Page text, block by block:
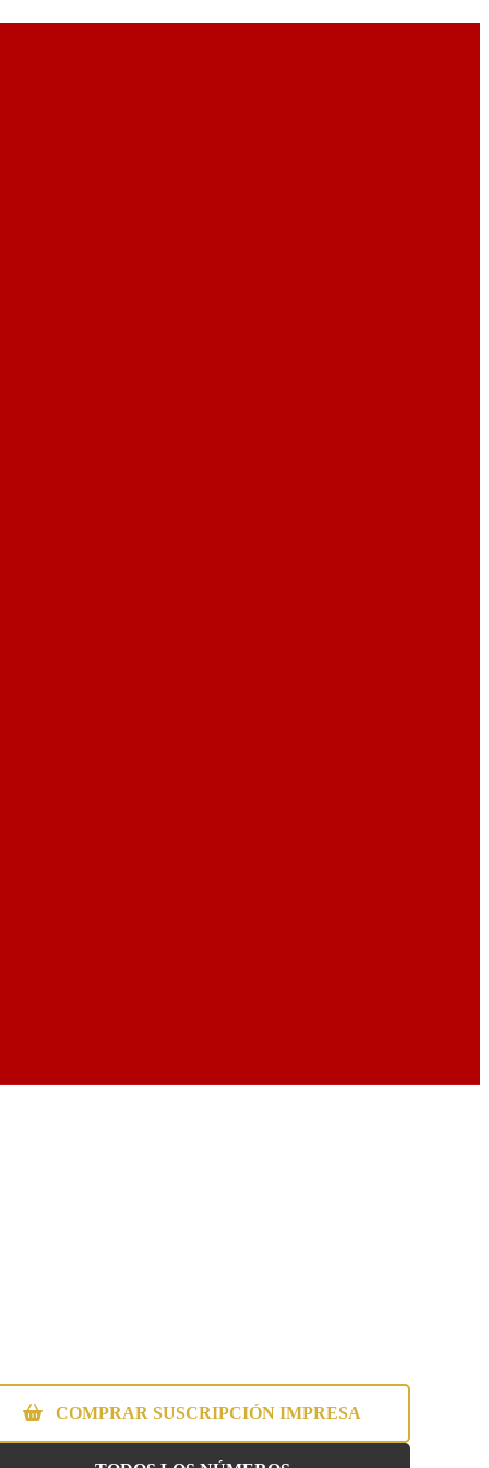
COMPRAR SUSCRIPCIÓN IMPRESA